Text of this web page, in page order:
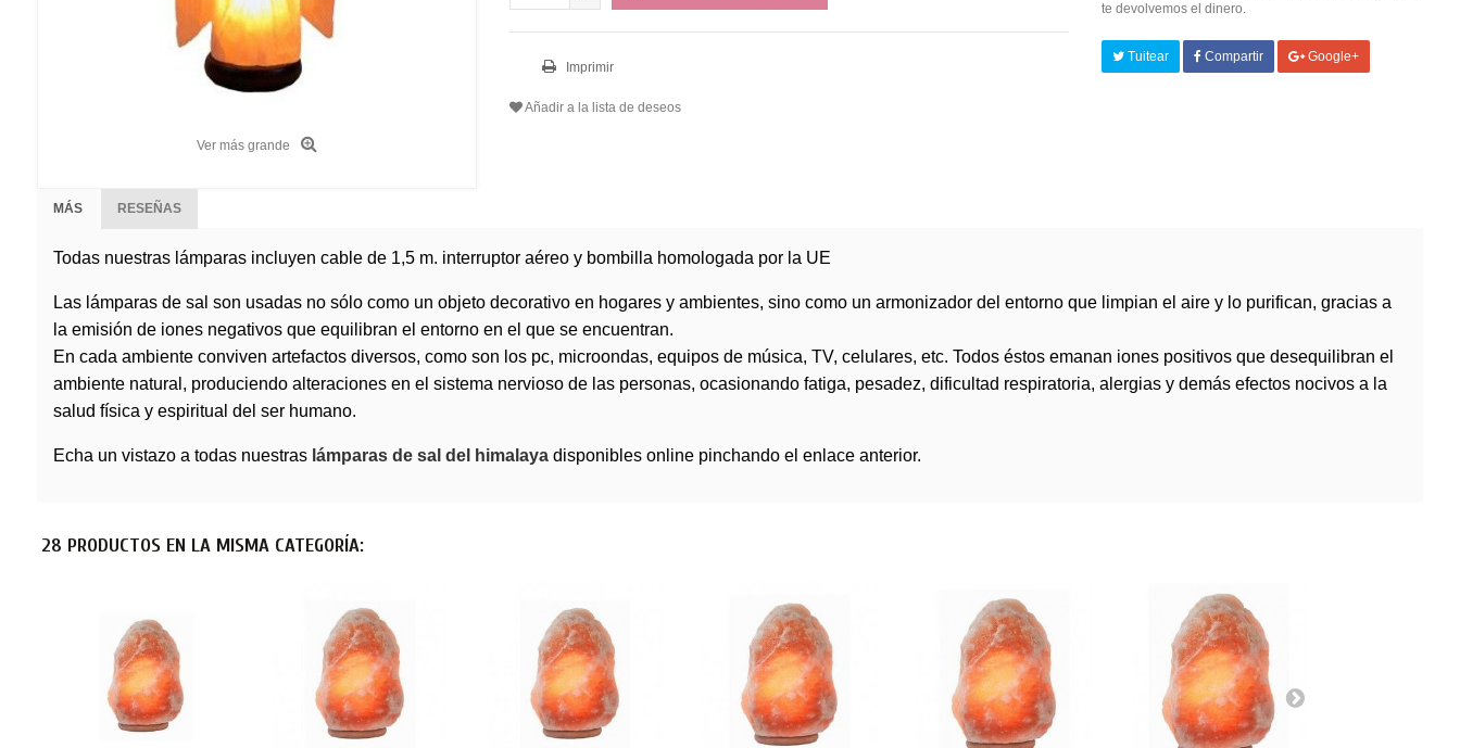
Ver más grande
Imprimir
Añadir a la lista de deseos
te devolvemos el dinero.
Tuitear Compartir Google+
MÁS RESEÑAS
Todas nuestras lámparas incluyen cable de 1,5 m. interruptor aéreo y bombilla homologada por la UE
Las lámparas de sal son usadas no sólo como un objeto decorativo en hogares y ambientes, sino como un armonizador del entorno que limpian el aire y lo purifican, gracias a
la emisión de iones negativos que equilibran el entorno en el que se encuentran.
En cada ambiente conviven artefactos diversos, como son los pc, microondas, equipos de música, TV, celulares, etc. Todos éstos emanan iones positivos que desequilibran el
ambiente natural, produciendo alteraciones en el sistema nervioso de las personas, ocasionando fatiga, pesadez, dificultad respiratoria, alergias y demás efectos nocivos a la
salud física y espiritual del ser humano.
Echa un vistazo a todas nuestras lámparas de sal del himalayadisponibles online pinchando el enlace anterior.
28 PRODUCTOS EN LA MISMA CATEGORÍA: